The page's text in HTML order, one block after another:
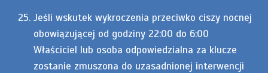
Jeśli wskutek wykroczenia przeciwko ciszy nocnej
obowiązującej od godziny 22:00 do 6:00
Właściciel lub osoba odpowiedzialna za klucze
zostanie zmuszona do uzasadnionej interwencji